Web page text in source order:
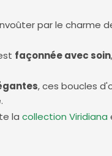
par le charme
façonnée avec soin
, ces boucles
la collection Viridiana